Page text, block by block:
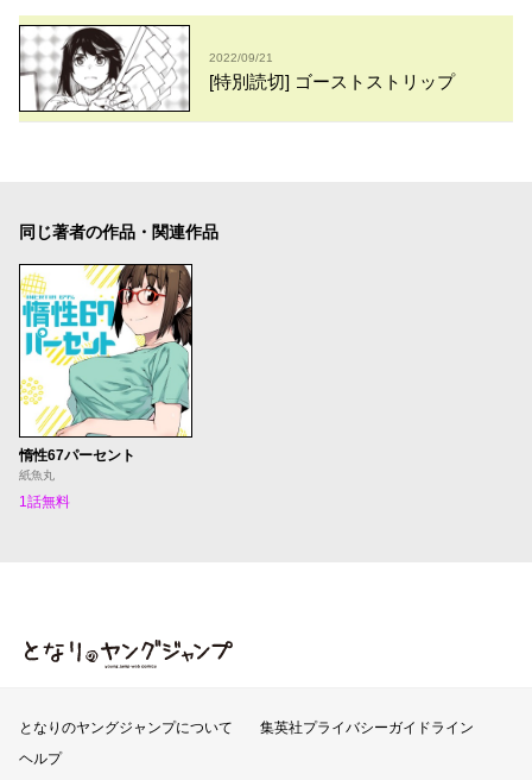
2022/09/21
[特別読切] ゴーストストリップ
同じ著者の作品・関連作品
惰性67パーセント
紙魚丸
1話無料
となりのヤングジャンプ
となりのヤングジャンプについて
集英社プライバシーガイドライン
ヘルプ